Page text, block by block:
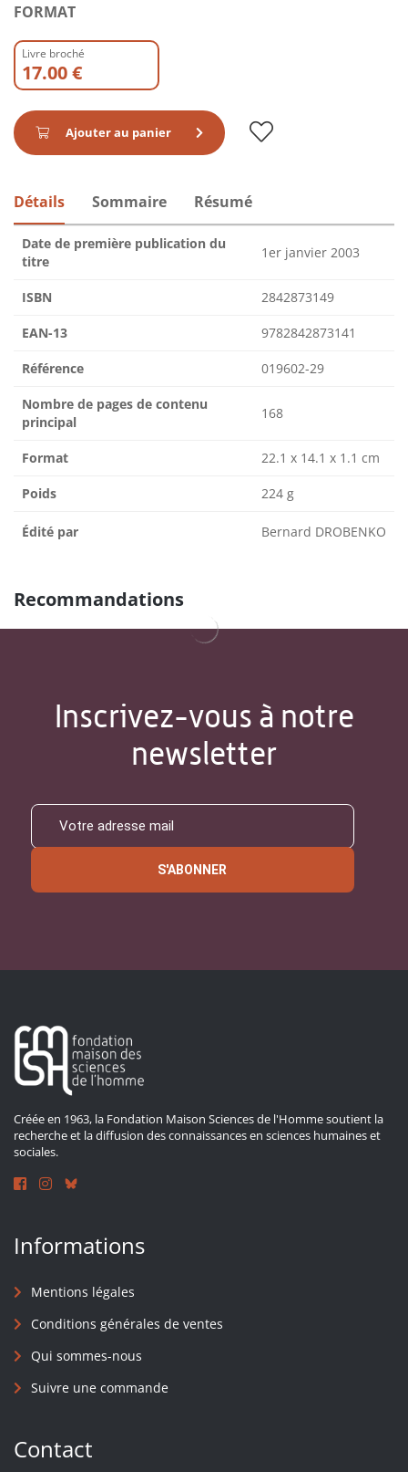
FORMAT
Livre broché
17.00 €
Ajouter au panier
Détails Sommaire Résumé
Date de première publication du
titre
1er janvier 2003
ISBN 2842873149
EAN-13 9782842873141
Référence 019602-29
Nombre de pages de contenu
principal
168
Format 22.1 x 14.1 x 1.1 cm
Poids 224 g
Édité par Bernard DROBENKO
Recommandations
Inscrivez-vous à notre
newsletter
S'ABONNER
Créée en 1963, la Fondation Maison Sciences de l'Homme soutient la
recherche et la diffusion des connaissances en sciences humaines et
sociales.
Informations
Mentions légales
Conditions générales de ventes
Qui sommes-nous
Suivre une commande
Contact